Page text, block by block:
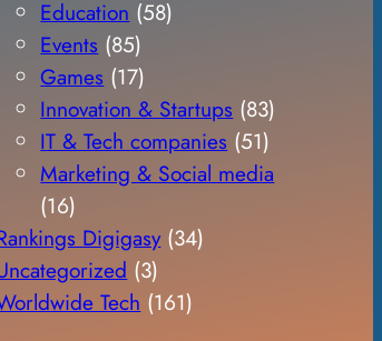
Education (58)
Events (85)
Games (17)
Innovation & Startups (83)
IT & Tech companies (51)
Marketing & Social media
(16)
Digigasy(34)
(3)
Tech (161)